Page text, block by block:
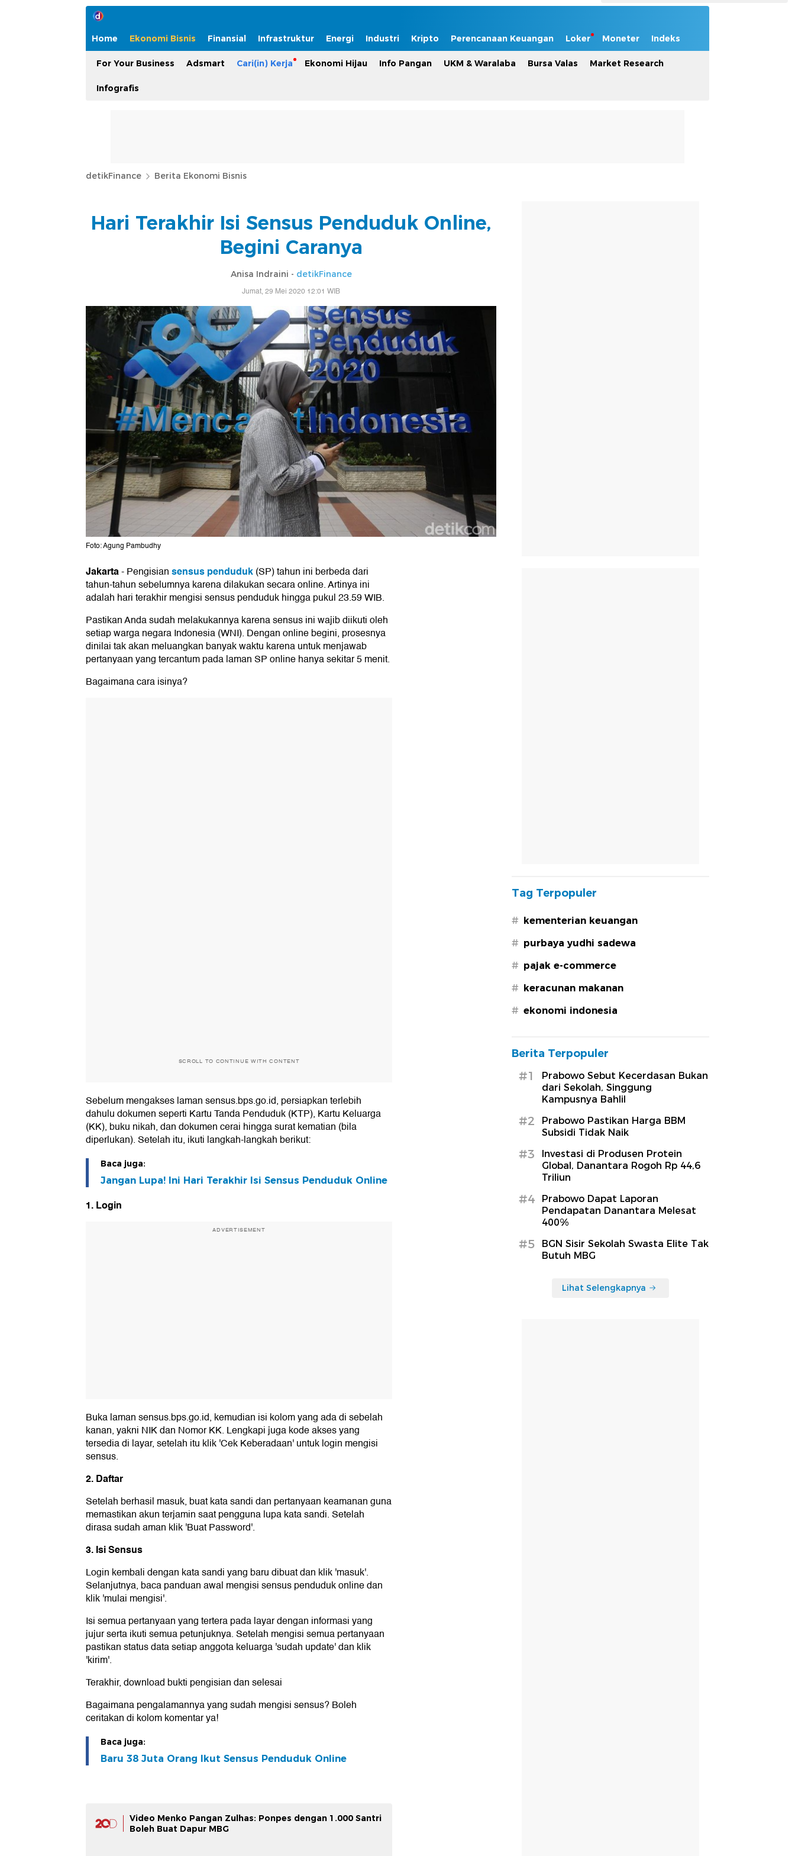
Home Ekonomi Bisnis Finansial Infrastruktur Energi Industri Kripto Perencanaan Keuangan Loker Moneter Indeks
For Your Business Adsmart Cari(in) Kerja Ekonomi Hijau Info Pangan UKM & Waralaba Bursa Valas Market Research
Infografis
detikFinance Berita Ekonomi Bisnis
Hari Terakhir Isi Sensus Penduduk Online,
Begini Caranya
Anisa Indraini - detikFinance
Jumat, 29 Mei 2020 12:01 WIB
Foto: Agung Pambudhy
Jakarta-Pengisiansensus penduduk(SP) tahun ini berbeda dari
tahun-tahun sebelumnya karena dilakukan secara online. Artinya ini
adalah hari terakhir mengisi sensus penduduk hingga pukul 23.59 WIB.
Pastikan Anda sudah melakukannya karena sensus ini wajib diikuti oleh
setiap warga negara Indonesia (WNI). Dengan online begini, prosesnya
dinilai tak akan meluangkan banyak waktu karena untuk menjawab
pertanyaan yang tercantum pada laman SP online hanya sekitar 5 menit.
Bagaimana cara isinya?
SCROLL TO CONTINUE WITH CONTENT
Sebelum mengakses laman sensus.bps.go.id, persiapkan terlebih
dahulu dokumen seperti Kartu Tanda Penduduk (KTP), Kartu Keluarga
(KK), buku nikah, dan dokumen cerai hingga surat kematian (bila
diperlukan). Setelah itu, ikuti langkah-langkah berikut:
Baca juga:
Jangan Lupa! Ini Hari Terakhir Isi Sensus Penduduk Online
1. Login
ADVERTISEMENT
Buka laman sensus.bps.go.id, kemudian isi kolom yang ada di sebelah
kanan, yakni NIK dan Nomor KK. Lengkapi juga kode akses yang
tersedia di layar, setelah itu klik 'Cek Keberadaan' untuk login mengisi
sensus.
2. Daftar
Setelah berhasil masuk, buat kata sandi dan pertanyaan keamanan guna
memastikan akun terjamin saat pengguna lupa kata sandi. Setelah
dirasa sudah aman klik 'Buat Password'.
3. Isi Sensus
Login kembali dengan kata sandi yang baru dibuat dan klik 'masuk'.
Selanjutnya, baca panduan awal mengisi sensus penduduk online dan
klik 'mulai mengisi'.
Isi semua pertanyaan yang tertera pada layar dengan informasi yang
jujur serta ikuti semua petunjuknya. Setelah mengisi semua pertanyaan
pastikan status data setiap anggota keluarga 'sudah update' dan klik
'kirim'.
Terakhir, download bukti pengisian dan selesai
Bagaimana pengalamannya yang sudah mengisi sensus? Boleh
ceritakan di kolom komentar ya!
Baca juga:
Baru 38 Juta Orang Ikut Sensus Penduduk Online
Video Menko Pangan Zulhas: Ponpes dengan 1.000 Santri
Boleh Buat Dapur MBG
Tag Terpopuler
# kementerian keuangan
# purbaya yudhi sadewa
# pajak e-commerce
# keracunan makanan
# ekonomi indonesia
Berita Terpopuler
#1
Prabowo Sebut Kecerdasan Bukan
dari Sekolah, Singgung
Kampusnya Bahlil
#2
Prabowo Pastikan Harga BBM
Subsidi Tidak Naik
#3
Investasi di Produsen Protein
Global, Danantara Rogoh Rp 44,6
Triliun
#4
Prabowo Dapat Laporan
Pendapatan Danantara Melesat
400%
#5
BGN Sisir Sekolah Swasta Elite Tak
Butuh MBG
Lihat Selengkapnya